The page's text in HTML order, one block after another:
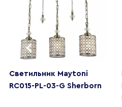
Светильник Maytoni
RC015-PL-03-G Sherborn